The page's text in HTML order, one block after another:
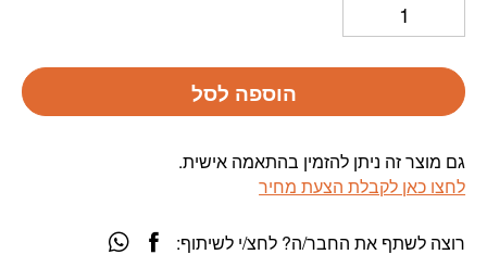
הוספה לסל
גם מוצר זה ניתן להזמין בהתאמה אישית.
לחצו כאן לקבלת הצעת מחיר
רוצה לשתף את החבר/ה? לחצ/י לשיתוף: